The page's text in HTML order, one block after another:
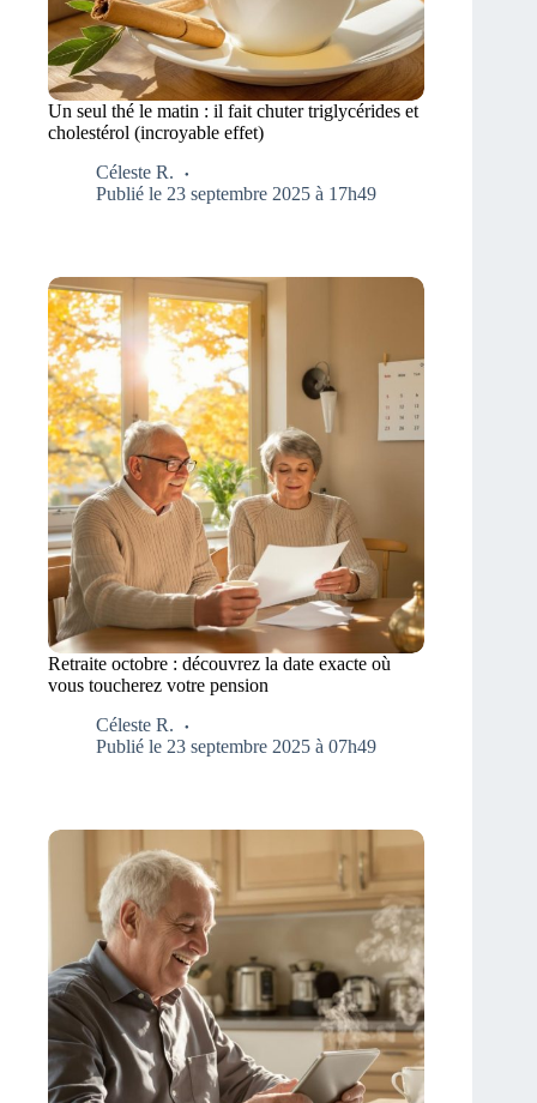
Un seul thé le matin : il fait chuter triglycérides et
cholestérol (incroyable effet)
Céleste R.
Publié le 23 septembre 2025 à 17h49
Retraite octobre : découvrez la date exacte où
vous toucherez votre pension
Céleste R.
Publié le 23 septembre 2025 à 07h49